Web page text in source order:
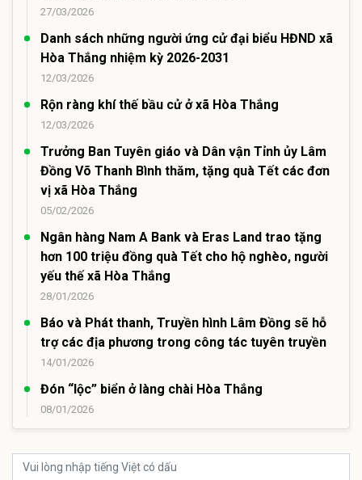
27/03/2026
Danh sách những người ứng cử đại biểu HĐND xã
Hòa Thắng nhiệm kỳ 2026-2031
12/03/2026
Rộn ràng khí thế bầu cử ở xã Hòa Thắng
12/03/2026
Trưởng Ban Tuyên giáo và Dân vận Tỉnh ủy Lâm
Đồng Võ Thanh Bình thăm, tặng quà Tết các đơn
vị xã Hòa Thắng
05/02/2026
Ngân hàng Nam A Bank và Eras Land trao tặng
hơn 100 triệu đồng quà Tết cho hộ nghèo, người
yếu thế xã Hòa Thắng
28/01/2026
Báo và Phát thanh, Truyền hình Lâm Đồng sẽ hỗ
trợ các địa phương trong công tác tuyên truyền
14/01/2026
Đón “lộc” biển ở làng chài Hòa Thắng
08/01/2026